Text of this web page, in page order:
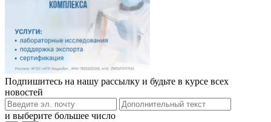
Подпишитесь на нашу рассылку и будьте в курсе всех
новостей
и выберите большее число